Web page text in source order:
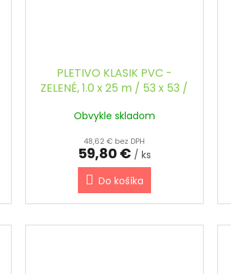
PLETIVO KLASIK PVC -
ZELENÉ, 1.0 x 25 m / 53 x 53 /
Obvykle skladom
48,62 € bez DPH
59,80 € / ks
Do košíka